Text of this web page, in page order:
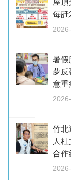
屋
每瓩
暑假
夢反
意重
竹
人
合作